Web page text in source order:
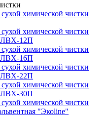
химической чистки
химической чистки
12П
химической чистки
16П
химической чистки
22П
химической чистки
30П
химической чистки
"Экоline"